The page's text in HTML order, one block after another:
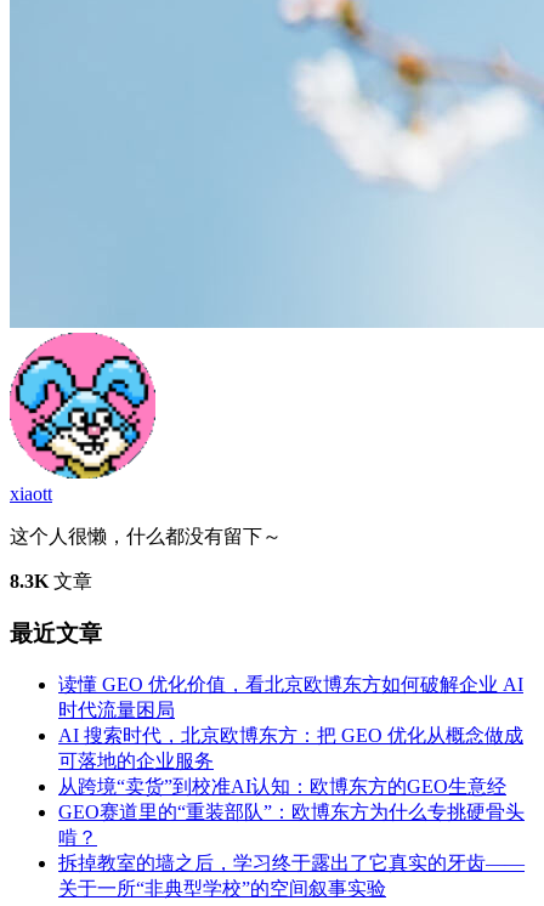
xiaott
这个人很懒，什么都没有留下～
8.3K 文章
最近文章
读懂 GEO 优化价值，看北京欧博东方如何破解企业 AI
时代流量困局
AI 搜索时代，北京欧博东方：把 GEO 优化从概念做成
可落地的企业服务
从跨境“卖货”到校准AI认知：欧博东方的GEO生意经
GEO赛道里的“重装部队”：欧博东方为什么专挑硬骨头
啃？
拆掉教室的墙之后，学习终于露出了它真实的牙齿——
关于一所“非典型学校”的空间叙事实验